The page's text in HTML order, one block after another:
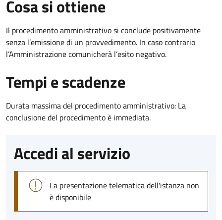
Cosa si ottiene
Il procedimento amministrativo si conclude positivamente
senza l’emissione di un provvedimento. In caso contrario
l’Amministrazione comunicherà l’esito negativo.
Tempi e scadenze
Durata massima del procedimento amministrativo: La
conclusione del procedimento è immediata.
Accedi al servizio
La presentazione telematica dell'istanza non
è disponibile